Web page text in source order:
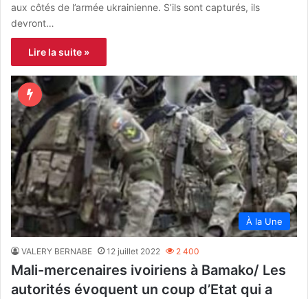
aux côtés de l’armée ukrainienne. S’ils sont capturés, ils
devront…
Lire la suite »
À la Une
VALERY BERNABE 12 juillet 2022 2 400
Mali-mercenaires ivoiriens à Bamako/ Les
autorités évoquent un coup d’Etat qui a